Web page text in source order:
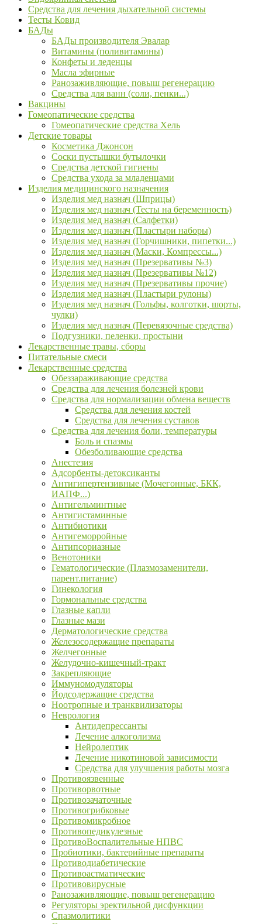
Средства для лечения дыхательной системы
Тесты Ковид
БАДы
БАДы производителя Эвалар
Витамины (поливитамины)
Конфеты и леденцы
Масла эфирные
Ранозаживляющие, повыш регенерацию
Средства для ванн (соли, пенки...)
Вакцины
Гомеопатические средства
Гомеопатические средства Хель
Детские товары
Косметика Джонсон
Соски пустышки бутылочки
Средства детской гигиены
Средства ухода за младенцами
Изделия медицинского назначения
Изделия мед назнач (Шприцы)
Изделия мед назнач (Тесты на беременность)
Изделия мед назнач (Салфетки)
Изделия мед назнач (Пластыри наборы)
Изделия мед назнач (Горчишники, пипетки...)
Изделия мед назнач (Маски, Компрессы...)
Изделия мед назнач (Презервативы №3)
Изделия мед назнач (Презервативы №12)
Изделия мед назнач (Презервативы прочие)
Изделия мед назнач (Пластыри рулоны)
Изделия мед назнач (Гольфы, колготки, шорты,
чулки)
Изделия мед назнач (Перевязочные средства)
Подгузники, пеленки, простыни
Лекарственные травы, сборы
Питательные смеси
Лекарственные средства
Обеззараживающие средства
Средства для лечения болезней крови
Средства для нормализации обмена веществ
Средства для лечения костей
Средства для лечения суставов
Средства для лечения боли, температуры
Боль и спазмы
Обезболивающие средства
Анестезия
Адсорбенты-детоксиканты
Антигипертензивные (Мочегонные, БКК,
ИАПФ...)
Антигельминтные
Антигистаминные
Антибиотики
Антигеморройные
Антипсориазные
Венотоники
Гематологические (Плазмозаменители,
парент.питание)
Гинекология
Гормональные средства
Глазные капли
Глазные мази
Дерматологические средства
Железосодержащие препараты
Желчегонные
Желудочно-кишечный-тракт
Закрепляющие
Иммуномодуляторы
Йодсодержащие средства
Ноотропные и транквилизаторы
Неврология
Антидепрессанты
Лечение алкоголизма
Нейролептик
Лечение никотиновой зависимости
Средства для улучшения работы мозга
Противоязвенные
Противорвотные
Противозачаточные
Противогрибковые
Противомикробное
Противопедикулезные
ПротивоВоспалительные НПВС
Пробиотики, бактерийные препараты
Противодиабетические
Противоастматические
Противовирусные
Ранозаживляющие, повыш регенерацию
Регуляторы эректильной дисфункции
Спазмолитики